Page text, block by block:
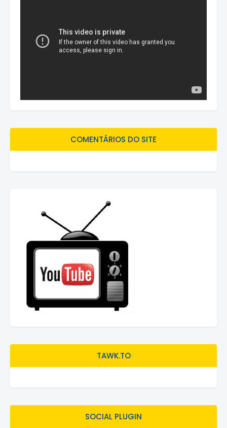
COMENTÁRIOS DO SITE
TAWK.TO
SOCIAL PLUGIN